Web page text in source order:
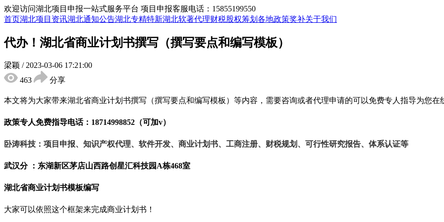
欢迎访问湖北项目申报一站式服务平台 项目申报客服电话：15855199550
首页湖北项目资讯湖北通知公告湖北专精特新湖北软著代理财税股权筹划 各地政策奖补关于我们
代办！湖北省商业计划书撰写（撰写要点和编写模板）
梁颖 / 2023-03-06 17:21:00
463
分享
本文将为大家带来湖北省商业计划书撰写（撰写要点和编写模板）等内容，需要咨询或者代理申请的可以免费专人指导为您在
政策专人免费指导电话： 18714998852（可加v）
卧涛科技：项目申报、知识产权代理、软件开发、商业计划书、工商注册、财税规划、可行性研究报告、体系认证等
武汉分 ：东湖新区茅店山西路创星汇科技园 A栋468室
湖北省商业计划书模板编写
大家可以依照这个框架来完成商业计划书！